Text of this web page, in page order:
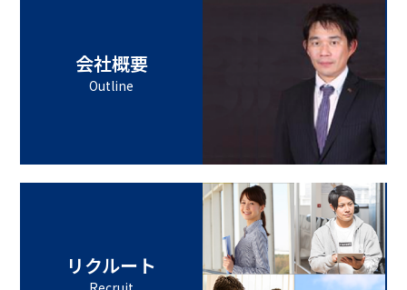
会社概要
Outline
リクルート